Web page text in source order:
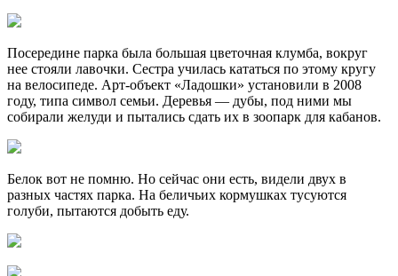
Посередине парка была большая цветочная клумба, вокруг
нее стояли лавочки. Сестра училась кататься по этому кругу
на велосипеде. Арт-объект «Ладошки» установили в 2008
году, типа символ семьи. Деревья — дубы, под ними мы
собирали желуди и пытались сдать их в зоопарк для кабанов.
Белок вот не помню. Но сейчас они есть, видели двух в
разных частях парка. На беличьих кормушках тусуются
голуби, пытаются добыть еду.